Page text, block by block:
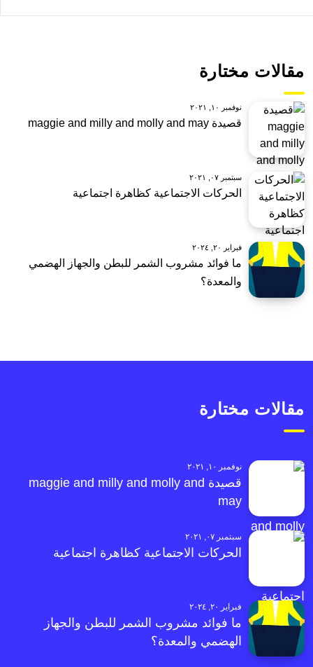
مقالات مختارة
نوفمبر ١٠, ٢٠٢١
قصيدة maggie and milly and molly and may
سبتمبر ٠٧, ٢٠٢١
الحركات الاجتماعية كظاهرة اجتماعية
فبراير ٢٠, ٢٠٢٤
ما فوائد مشروب الشمر للبطن والجهاز الهضمي
والمعدة؟
مقالات مختارة
نوفمبر ١٠, ٢٠٢١
قصيدة maggie and milly and molly and
may
سبتمبر ٠٧, ٢٠٢١
الحركات الاجتماعية كظاهرة اجتماعية
فبراير ٢٠, ٢٠٢٤
ما فوائد مشروب الشمر للبطن والجهاز
الهضمي والمعدة؟